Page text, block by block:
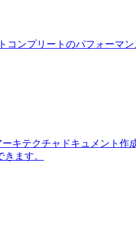
ンプリートのパフォーマ
キテクチャドキュメント作
ます。